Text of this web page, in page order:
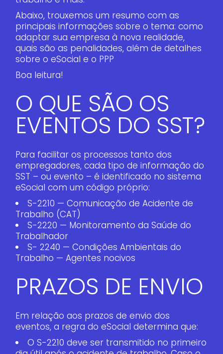
Abaixo, trouxemos um resumo com as
principais informações sobre o tema: como
adaptar sua empresa à nova realidade,
quais são as penalidades, além de detalhes
sobre o eSocial e o PPP
Boa leitura!
O QUE SÃO OS
EVENTOS DO SST?
Para facilitar os processos tanto dos
empregadores, cada tipo de informação do
SST – ou evento – é identificado no sistema
eSocial com um código próprio:
S-2210 — Comunicação de Acidente de
Trabalho (CAT)
S-2220 — Monitoramento da Saúde do
Trabalhador
S- 2240 — Condições Ambientais do
Trabalho — Agentes nocivos
PRAZOS DE ENVIO
Em relação aos prazos de envio dos
eventos, a regra do eSocial determina que:
O S-2210 deve ser transmitido no primeiro